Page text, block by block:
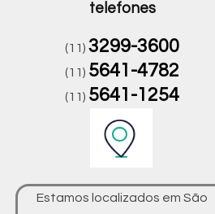
telefones
(11)3299-3600
(11) 5641-4782
(11) 5641-1254
Estamos localizados em São